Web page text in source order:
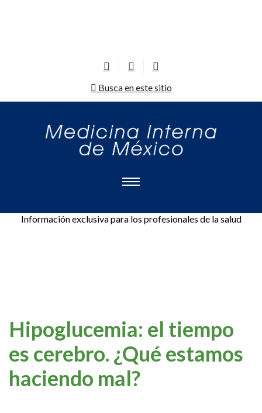
Busca en este sitio
Información exclusiva para los profesionales de la salud
Hipoglucemia: el tiempo
es cerebro. ¿Qué estamos
haciendo mal?